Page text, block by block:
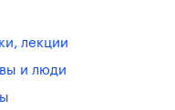
лекции
и люди